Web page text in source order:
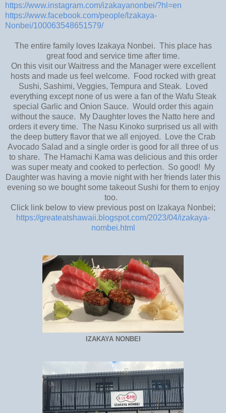
https://www.instagram.com/izakayanonbei/?hl=en
https://www.facebook.com/people/Izakaya-
Nonbei/100063548651579/
The entire family loves Izakaya Nonbei. This place has
great food and service time after time.
On this visit our Waitress and the Manager were excellent
hosts and made us feel welcome. Food rocked with great
Sushi, Sashimi, Veggies, Tempura and Steak. Loved
everything except none of us were a fan of the Wafu Steak
special Garlic and Onion Sauce. Would order this again
without the sauce. My Daughter loves the Natto here and
orders it every time. The Nasu Kinoko surprised us all with
the deep buttery flavor that we all enjoyed. Love the Crab
Avocado Salad and a single order is good for all three of us
to share. The Hamachi Kama was delicious and this order
was super meaty and cooked to perfection. So good! My
Daughter was having a movie night with her friends later this
evening so we bought some takeout Sushi for them to enjoy
too.
Click link below to view previous post on Izakaya Nonbei;
https://greateatshawaii.blogspot.com/2023/04/izakaya-
nombei.html
IZAKAYA NONBEI